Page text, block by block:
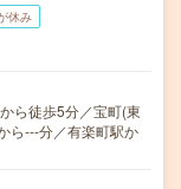
休み
ら徒歩5分／宝町(東
ら---分／有楽町駅か